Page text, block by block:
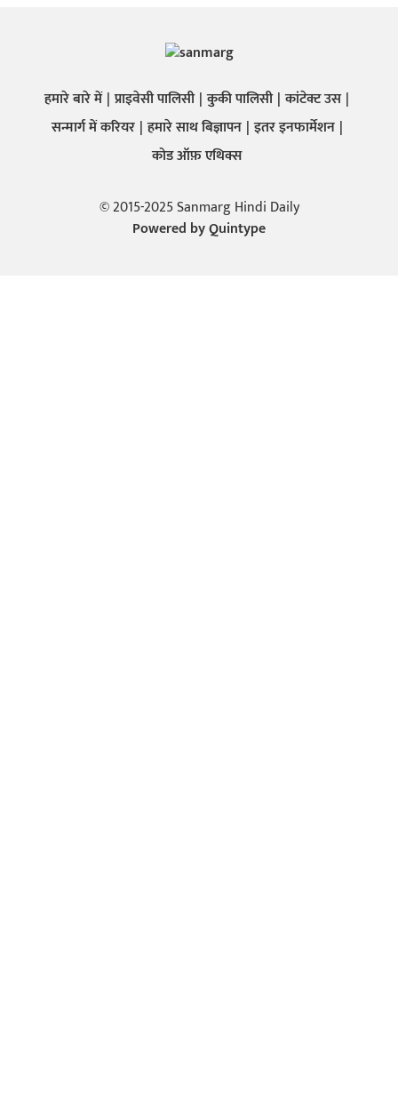
हमारे बारे में प्राइवेसी पालिसी कुकी पालिसी कांटेक्ट उस
सन्मार्ग में करियर हमारे साथ बिज्ञापन इतर इनफार्मेशन
कोड ऑफ़ एथिक्स
© 2015-2025 Sanmarg Hindi Daily
Powered byQuintype